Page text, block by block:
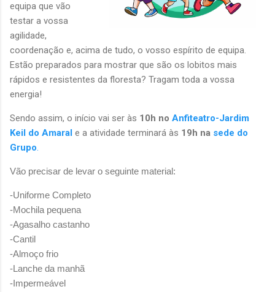
equipa que vão
testar a vossa
agilidade,
coordenação e, acima de tudo, o vosso espírito de equipa.
Estão preparados para mostrar que são os lobitos mais
rápidos e resistentes da floresta? Tragam toda a vossa
energia!
Sendo assim, o início vai ser às 10h no Anfiteatro-Jardim
Keil do Amaral e a atividade terminará às 19h na sede do
Grupo.
Vão precisar de levar o seguinte material:
-Uniforme Completo
-Mochila pequena
-Agasalho castanho
-Cantil
-Almoço frio
-Lanche da manhã
-Impermeável